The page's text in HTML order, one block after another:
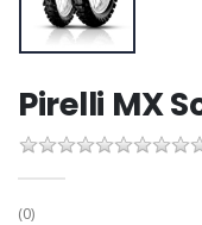
Pirelli MX
(0)